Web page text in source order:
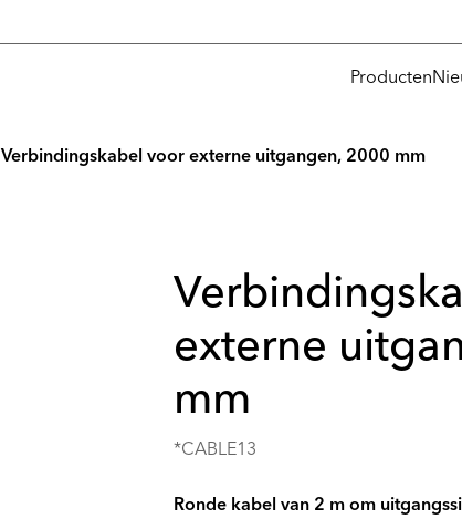
Producten
Verbindingskabel voor externe uitgangen, 2000 mm
externe
mm
*CABLE13
Ronde kabel van 2 m om